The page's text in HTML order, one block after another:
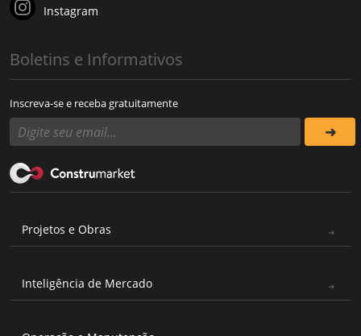
Instagram
Boletins e Informativos
Inscreva-se e receba gratuitamente
Projetos e Obras
Inteligência de Mercado